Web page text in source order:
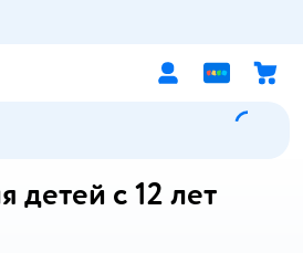
детей с 12 лет